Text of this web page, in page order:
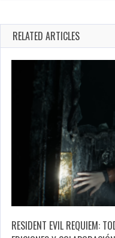
RELATED ARTICLES
RESIDENT EVIL REQUIEM: